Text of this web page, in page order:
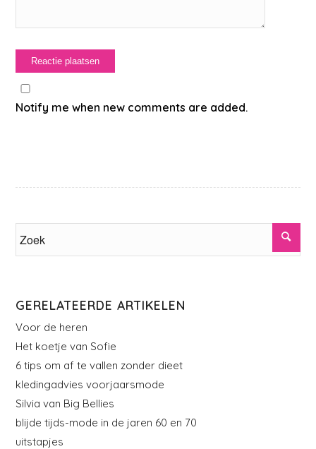
Notify me when new comments are added.
GERELATEERDE ARTIKELEN
Voor de heren
Het koetje van Sofie
6 tips om af te vallen zonder dieet
kledingadvies voorjaarsmode
Silvia van Big Bellies
blijde tijds-mode in de jaren 60 en 70
uitstapjes